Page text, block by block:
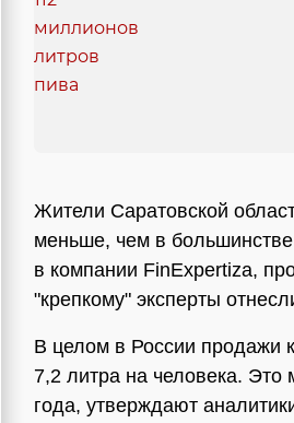
Жители Саратовской
меньше, чем в
в компании FinExpertiza,
"крепкому" эксперты
В целом в России продажи
7,2 литра на человека. Это
года, утверждают